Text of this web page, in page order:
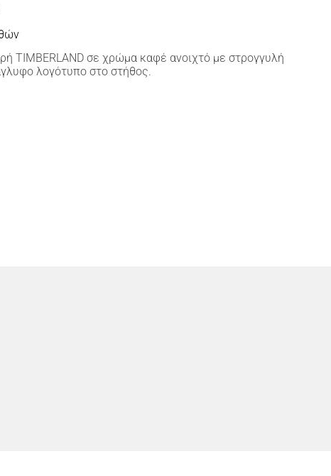
TIMBERLAND σε χρώμα καφέ ανοιχτό με στρογγυλή
λογότυπο στο στήθος.